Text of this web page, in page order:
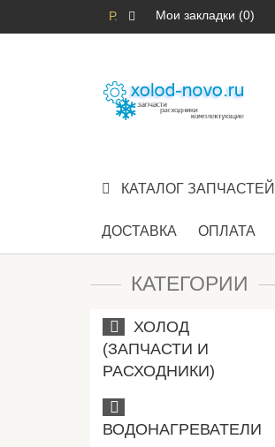
Р. Мои закладки (0)
КАТАЛОГ ЗАПЧАСТЕЙ
ДОСТАВКА ОПЛАТА
КАТЕГОРИИ
ХОЛОД
(ЗАПЧАСТИ И
РАСХОДНИКИ)
ВОДОНАГРЕВАТЕЛИ